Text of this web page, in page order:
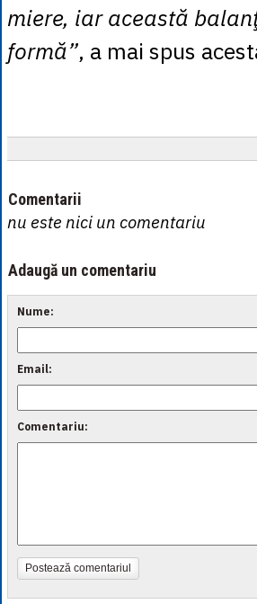
miere, iar această
formă”, a mai spus
Comentarii
nu este nici un comentariu
Adaugă un comentariu
Nume:
Email:
Comentariu:
Postează comentariul